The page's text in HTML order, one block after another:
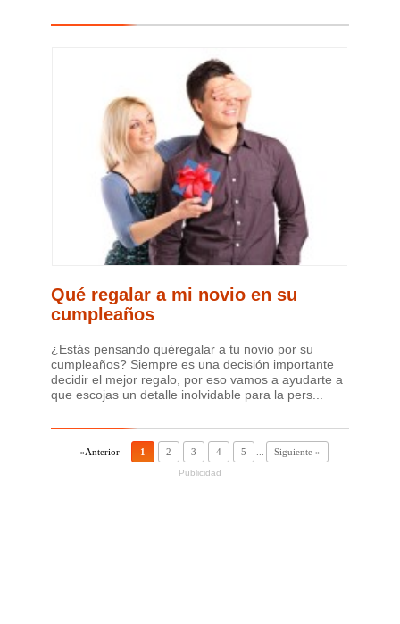
Qué regalar a mi novio en su
cumpleaños
¿Estás pensando quéregalar a tu novio por su
cumpleaños? Siempre es una decisión importante
decidir el mejor regalo, por eso vamos a ayudarte a
que escojas un detalle inolvidable para la pers...
«Anterior 1 2 3 4 5 Siguiente »
Publicidad